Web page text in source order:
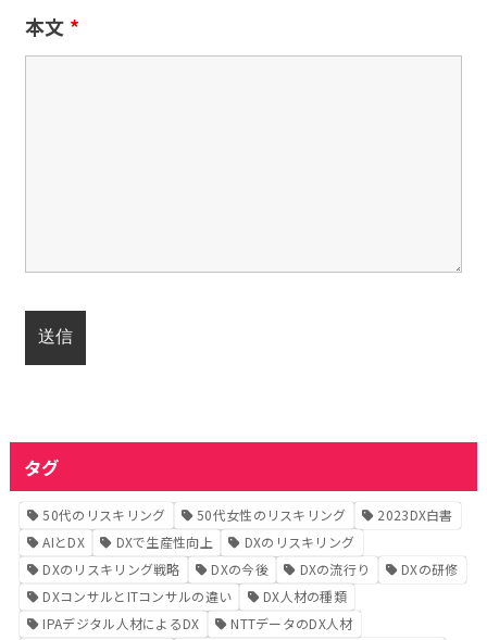
本文 *
タグ
50代のリスキリング 50代女性のリスキリング
2023DX白書
AIとDX
DXで生産性向上
DXのリスキリング
DXのリスキリング戦略
DXの今後 DXの流行り
DXの研修
DXコンサルとITコンサルの違い
DX人材の種類
IPAデジタル人材によるDX
NTTデータのDX人材